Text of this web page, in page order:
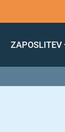
ZAPOSLITEV